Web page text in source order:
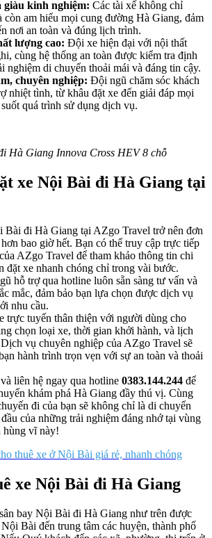
giàu kinh nghiệm: Các tài xế không chỉ
còn am hiểu mọi cung đường Hà Giang, đảm
nơi an toàn và đúng lịch trình.
lượng cao: Đội xe hiện đại với nội thất
cùng hệ thống an toàn được kiểm tra định
nghiệm di chuyển thoải mái và đáng tin cậy.
chuyên nghiệp: Đội ngũ chăm sóc khách
nhiệt tình, từ khâu đặt xe đến giải đáp mọi
quá trình sử dụng dịch vụ.
Hà Giang Innova Cross HEV 8 chỗ
xe Nội Bài đi Hà Giang tại
Bài đi Hà Giang tại AZgo Travel trở nên đơn
bao giờ hết. Bạn có thể truy cập trực tiếp
AZgo Travel để tham khảo thông tin chi
đặt xe nhanh chóng chỉ trong vài bước.
hỗ trợ qua hotline luôn sẵn sàng tư vấn và
mắc, đảm bảo bạn lựa chọn được dịch vụ
nhu cầu.
trực tuyến thân thiện với người dùng cho
chọn loại xe, thời gian khởi hành, và lịch
vụ chuyên nghiệp của AZgo Travel sẽ
hành trình trọn vẹn với sự an toàn và thoải
liên hệ ngay qua hotline 0383.144.244 để
khám phá Hà Giang đầy thú vị. Cùng
đi của bạn sẽ không chỉ là di chuyển
của những trải nghiệm đáng nhớ tại vùng
hùng vĩ này!
thuê xe ở Nội Bài giá rẻ, nhanh chóng
xe Nội Bài đi Hà Giang
bay Nội Bài đi Hà Giang như trên được
Bài đến trung tâm các huyện, thành phố